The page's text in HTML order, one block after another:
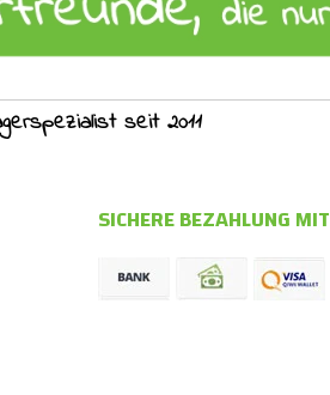
seit 2011
SICHERE BEZAHLUNG MIT